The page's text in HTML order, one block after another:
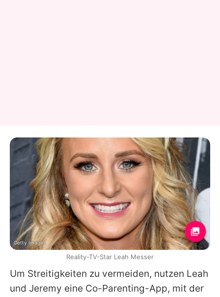
Um Streitigkeiten zu vermeiden, nutzen Leah
und Jeremy eine Co-Parenting-App, mit der
Getty Images
Reality-TV-Star Leah Messer